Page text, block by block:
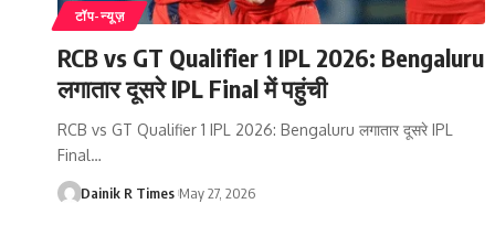
टॉप-न्यूज़
RCB vs GT Qualifier 1 IPL 2026: Bengaluru
लगातार दूसरे IPL Final में पहुंची
RCB vs GT Qualifier 1 IPL 2026: Bengaluru लगातार दूसरे IPL
Final…
Dainik R Times May 27, 2026